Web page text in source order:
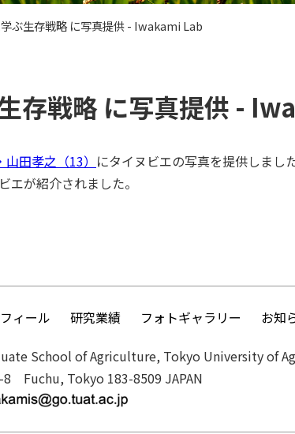
ぶ生存戦略 に写真提供 - Iwakami Lab
存戦略 に写真提供 -
田孝之（13） にタイヌビエの写真を提供しました
エが紹介されました。
ィール 研究業績 フォトギャラリー お知
School of Agriculture, Tokyo University of
8 Fuchu, Tokyo 183-8509 JAPAN